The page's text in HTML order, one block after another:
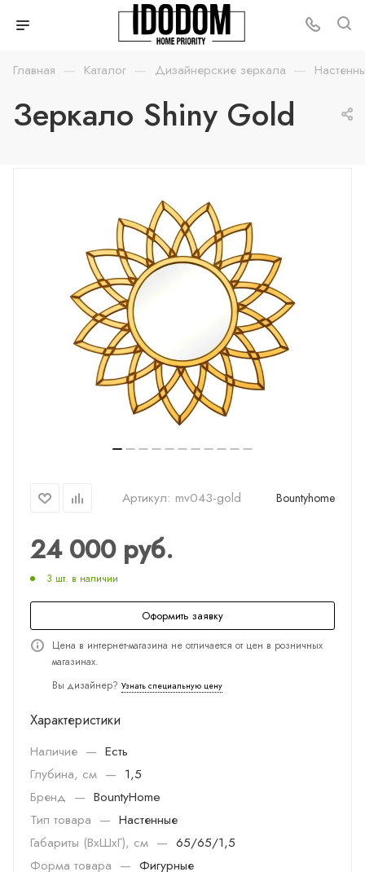
Главная — Каталог — Дизайнерские зеркала —
Зеркало Shiny Gold
Артикул: mv043-gold Bountyhome
24 000руб.
3 шт. в наличии
Оформить заявку
Цена в интернет-магазина не отличается от цен в розничных
магазинах.
Вы дизайнер? Узнать специальную цену
Характеристики
Наличие — Есть
Глубина, см — 1,5
Бренд — BountyHome
Тип товара — Настенные
Габариты (ВхШхГ), см — 65/65/1,5
Форма товара — Фигурные